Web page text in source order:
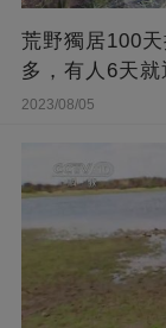
荒野獨居100
多，有人6天就
2023/08/05